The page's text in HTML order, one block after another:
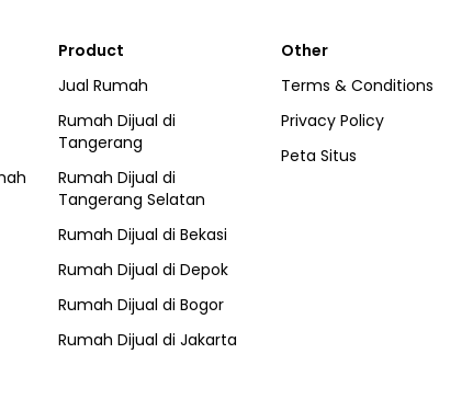
Product
Jual Rumah
Rumah Dijual di
Tangerang
Rumah Dijual di
Tangerang Selatan
Rumah Dijual di Bekasi
Rumah Dijual di Depok
Rumah Dijual di Bogor
Rumah Dijual di Jakarta
Other
Terms & Conditions
Privacy Policy
Peta Situs